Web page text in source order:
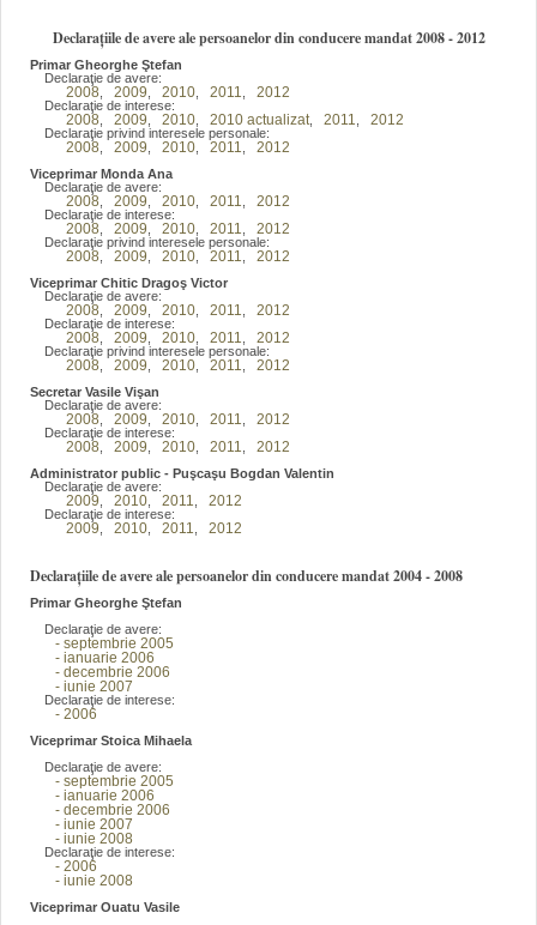
Declarațiile de avere ale persoanelor din conducere mandat 2008 - 2012
Primar Gheorghe Ştefan
Declaraţie de avere:
2008 2009 2010 2011 2012
Declaraţie de interese:
2008 2009 2010 2010 actualizat 2011 2012
Declaraţie privind interesele personale:
2008 2009 2010 2011 2012
Viceprimar Monda Ana
Declaraţie de avere:
2008 2009 2010 2011 2012
Declaraţie de interese:
2008 2009 2010 2011 2012
Declaraţie privind interesele personale:
2008 2009 2010 2011 2012
Viceprimar Chitic Dragoş Victor
Declaraţie de avere:
2008 2009 2010 2011 2012
Declaraţie de interese:
2008 2009 2010 2011 2012
Declaraţie privind interesele personale:
2008 2009 2010 2011 2012
Secretar Vasile Vişan
Declaraţie de avere:
2008 2009 2010 2011 2012
Declaraţie de interese:
2008 2009 2010 2011 2012
Administrator public - Puşcaşu Bogdan Valentin
Declaraţie de avere:
2009 2010 2011 2012
Declaraţie de interese:
2009 2010 2011 2012
Declarațiile de avere ale persoanelor din conducere mandat 2004 - 2008
Primar Gheorghe Ştefan
Declaraţie de avere:
- septembrie 2005
- ianuarie 2006
- decembrie 2006
- iunie 2007
Declaraţie de interese:
- 2006
Viceprimar Stoica Mihaela
Declaraţie de avere:
- septembrie 2005
- ianuarie 2006
- decembrie 2006
- iunie 2007
- iunie 2008
Declaraţie de interese:
- 2006
- iunie 2008
Viceprimar Ouatu Vasile